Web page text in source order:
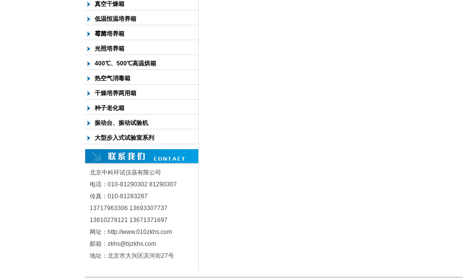
真空干燥箱
低温恒温培养箱
霉菌培养箱
光照培养箱
400℃、500℃高温烘箱
热空气消毒箱
干燥培养两用箱
种子老化箱
振动台、振动试验机
大型步入式试验室系列
北京中科环试仪器有限公司
电话：010-81290302 81290307
传真：010-81283287
13717963306 13693307737
13810278121 13671371697
网址：http://www.010zkhs.com
邮箱：zkhs@bjzkhs.com
地址：北京市大兴区滨河街27号